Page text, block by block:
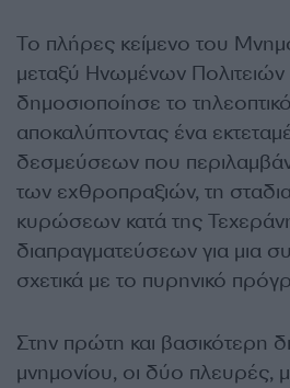
Το πλήρες κείμενο του
μεταξύ Ηνωμένων Πολιτειών
δημοσιοποίησε το
αποκαλύπτοντας ένα
δεσμεύσεων που
των εχθροπραξιών, τη
κυρώσεων κατά της
διαπραγματεύσεων για μια
σχετικά με το πυρηνικό
Στην πρώτη και βασικότερη
μνημονίου, οι δύο πλευρές,